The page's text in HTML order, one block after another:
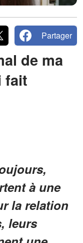
Partager
de ma
fait
à une
la relation
leurs